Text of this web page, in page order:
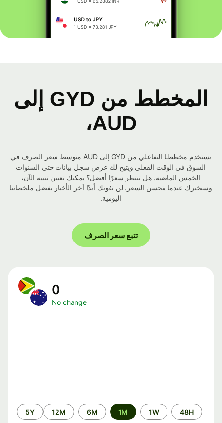
المخطط من GYD إلى
AUD،
يستخدم مخططنا التفاعلي من GYD إلى AUD متوسط ​​سعر الصرف في
السوق في الوقت الفعلي ويتيح لك عرض سجل بيانات حتى السنوات
الخمس الماضية. هل تنتظر سعرًا أفضل؟ يمكنك تعيين تنبيه الآن،
وسنخبرك عندما يتحسن السعر. لن تفوتك أبدًا آخر الأخبار بفضل ملخصاتنا
اليومية.
تتبع سعر الصرف
No change
الفترة
الزمنية
48H
1W
1M
6M
12M
5Y